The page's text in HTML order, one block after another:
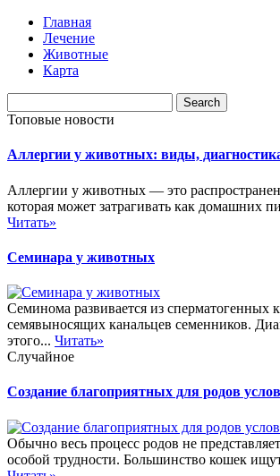
Главная
Лечение
Животные
Карта
Топовые новости
Аллергии у животных: виды,
Аллергии у животных — это
которая может затрагивать как домашних
Читать»
Семинара у животных
Семинома развивается из сперматогенных
семявыносящих канальцев семенников.
этого... Читать»
Случайное
Создание благоприятных для родов
Обычно весь процесс родов не
особой трудности. Большинство кошек